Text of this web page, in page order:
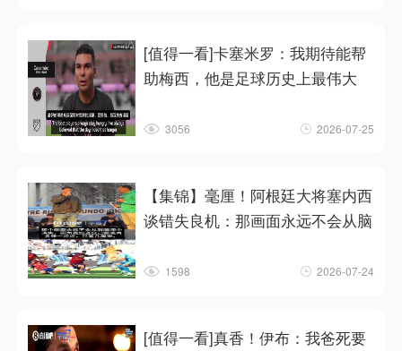
[值得一看]卡塞米罗：我期待能帮
助梅西，他是足球历史上最伟大
3056 2026-07-25
【集锦】毫厘！阿根廷大将塞内西
谈错失良机：那画面永远不会从脑
1598 2026-07-24
[值得一看]真香！伊布：我爸死要